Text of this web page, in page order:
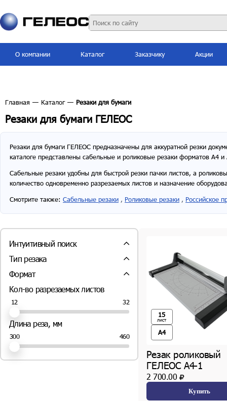
О компании Каталог Заказчику Акции
Главная — Каталог — Резаки для бумаги
Резаки для бумаги ГЕЛЕОС
Резаки для бумаги ГЕЛЕОС предназначены для аккуратной резки
каталоге представлены сабельные и роликовые резаки форматов A4
Сабельные резаки удобны для быстрой резки пачки листов, а
количество одновременно разрезаемых листов и назначение
Смотрите также: Сабельные резаки , Роликовые резаки , Российское
Интуитивный поиск
дешевый (
легкий (
современный дизайн ( 1шт.)
Тип резака
Сабельный (
Формат
A4 (6 шт.)
Кол-во разрезаемых листов
32
12
Длина реза, мм
460
300
15
лист
A4
Резак роликовый
ГЕЛЕОС A4-1
2 700.00
Купить